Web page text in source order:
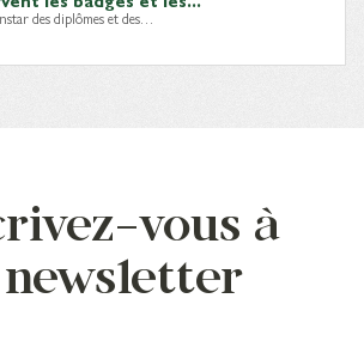
des diplômes et des…
vous à